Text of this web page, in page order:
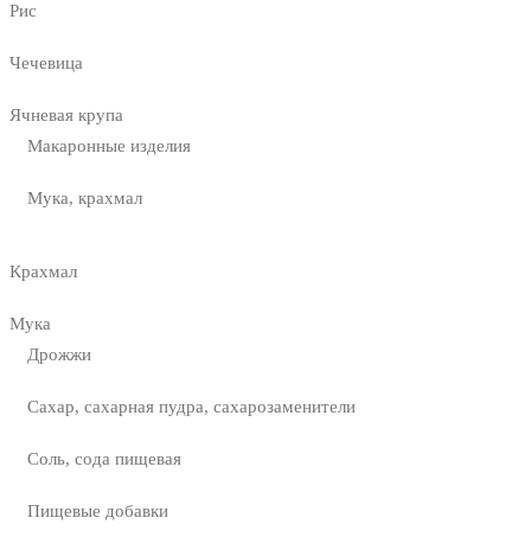
Рис
Чечевица
Ячневая крупа
Макаронные изделия
Мука, крахмал
Крахмал
Мука
Дрожжи
Сахар, сахарная пудра, сахарозаменители
Соль, сода пищевая
Пищевые добавки